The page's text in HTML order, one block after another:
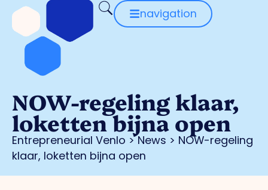
navigation
NOW-regeling klaar,
loketten bijna open
Entrepreneurial Venlo >News > NOW-regeling
klaar, loketten bijna open